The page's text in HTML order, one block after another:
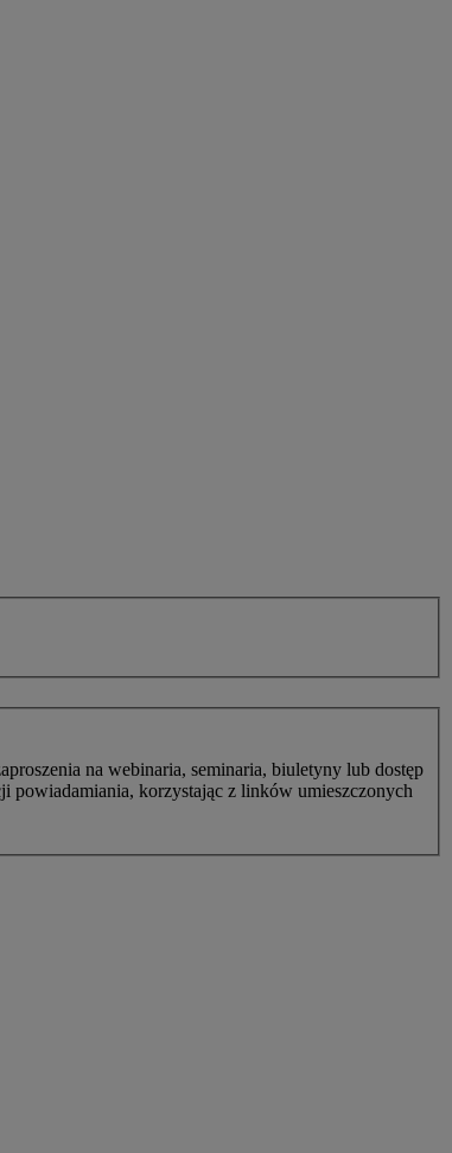
na webinaria, seminaria, biuletyny lub dostęp
korzystając z linków umieszczonych